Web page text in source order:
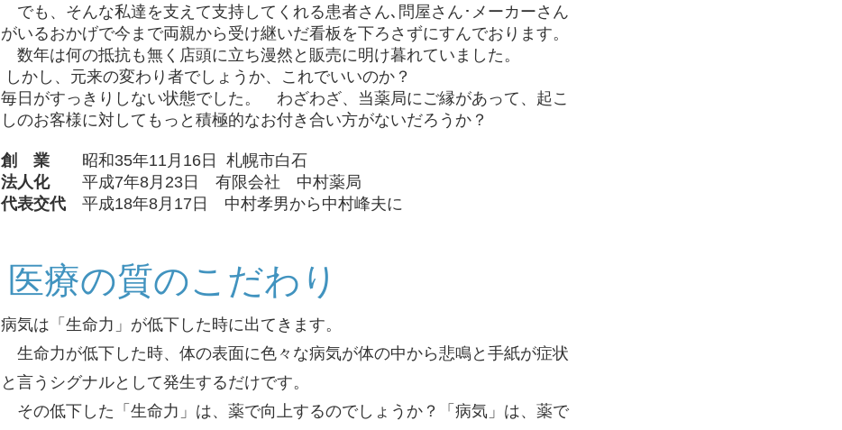
でも、そんな私達を支えて支持してくれる患者さん､問屋さん･メーカーさん
がいるおかげで今まで両親から受け継いだ看板を下ろさずにすんでおります。
数年は何の抵抗も無く店頭に立ち漫然と販売に明け暮れていました。
しかし、元来の変わり者でしょうか、これでいいのか？
毎日がすっきりしない状態でした。 わざわざ、当薬局にご縁があって、起こ
しのお客様に対してもっと積極的なお付き合い方がないだろうか？
創 業 昭和35年11月16日 札幌市白石
法人化平成7年8月23日 有限会社 中村薬局
代表交代 平成18年8月17日 中村孝男から中村峰夫に
医療の質のこだわり
病気は「生命力」が低下した時に出てきます。
生命力が低下した時、体の表面に色々な病気が体の中から悲鳴と手紙が症状
と言うシグナルとして発生するだけです。
その低下した「生命力」は、薬で向上するのでしょうか？「病気」は、薬で